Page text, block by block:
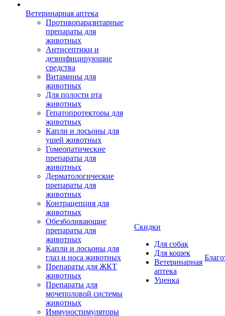
Ветеринарная аптека
Противопаразитарные
препараты для
животных
Антисептики и
дезинфицирующие
средства
Витамины для
животных
Для полости рта
животных
Гепатопротекторы для
животных
Капли и лосьоны для
ушей животных
Гомеопатические
препараты для
животных
Дерматологические
препараты для
животных
Контрацепция для
животных
Обезболивающие
препараты для
животных
Капли и лосьоны для
глаз и носа животных
Препараты для ЖКТ
животных
Препараты для
мочеполовой системы
животных
Иммуностимуляторы
Скидки
Для собак
Для кошек
Ветеринарная
аптека
Уценка